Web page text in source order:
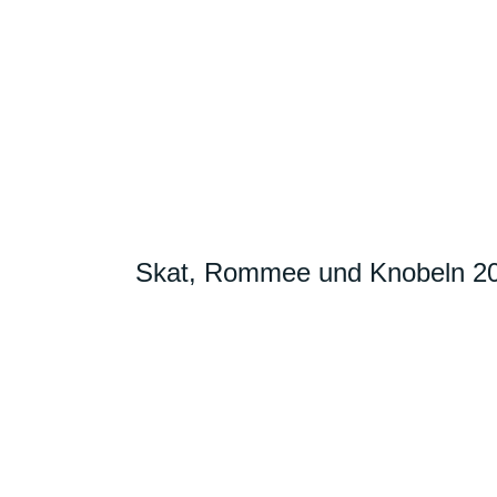
Skat, Rommee und Knobeln